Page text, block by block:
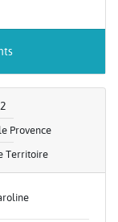
Provence
Territoire